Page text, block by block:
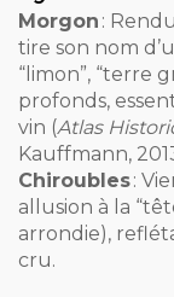
Morgon :
tire son nom
“limon”, “terre
profonds,
vin (Atlas
Kauffmann,
Chiroubles:
allusion à la
arrondie),
cru.